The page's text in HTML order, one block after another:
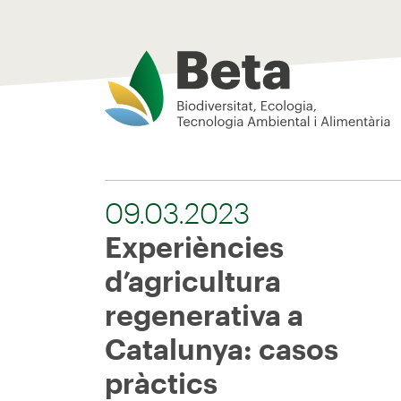
Beta Tech Center
09.03.2023
Experiències
d’agricultura
regenerativa a
Catalunya: casos
pràctics